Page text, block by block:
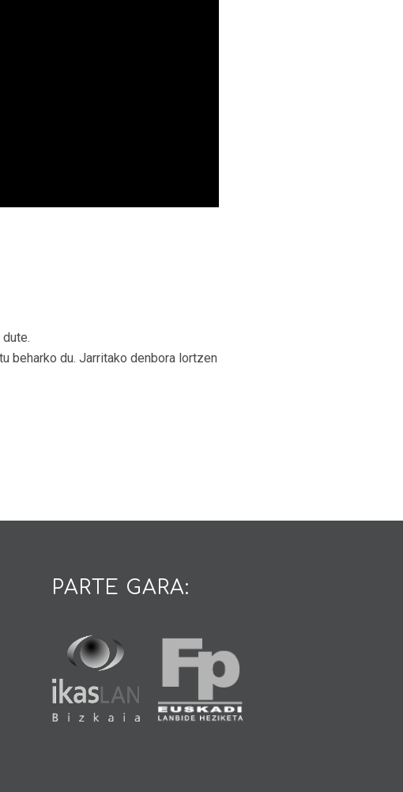
beharko du. Jarritako denbora lortzen
PARTE GARA: